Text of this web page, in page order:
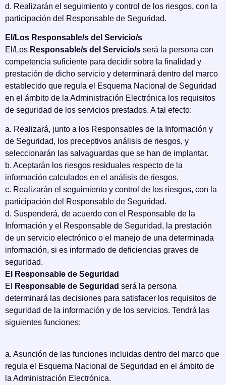
d. Realizarán el seguimiento y control de los riesgos, con la
participación del Responsable de Seguridad.
El/Los Responsable/s del Servicio/s
El/Los Responsable/s del Servicio/s será la persona con
competencia suficiente para decidir sobre la finalidad y
prestación de dicho servicio y determinará dentro del marco
establecido que regula el Esquema Nacional de Seguridad
en el ámbito de la Administración Electrónica los requisitos
de seguridad de los servicios prestados. A tal efecto:
a. Realizará, junto a los Responsables de la Información y
de Seguridad, los preceptivos análisis de riesgos, y
seleccionarán las salvaguardas que se han de implantar.
b. Aceptarán los riesgos residuales respecto de la
información calculados en el análisis de riesgos.
c. Realizarán el seguimiento y control de los riesgos, con la
participación del Responsable de Seguridad.
d. Suspenderá, de acuerdo con el Responsable de la
Información y el Responsable de Seguridad, la prestación
de un servicio electrónico o el manejo de una determinada
información, si es informado de deficiencias graves de
seguridad.
El Responsable de Seguridad
El
Responsable de Seguridad será la persona
determinará las decisiones para satisfacer los requisitos de
seguridad de la información y de los servicios. Tendrá las
siguientes funciones:
a. Asunción de las funciones incluidas dentro del marco que
regula el Esquema Nacional de Seguridad en el ámbito de
la Administración Electrónica.